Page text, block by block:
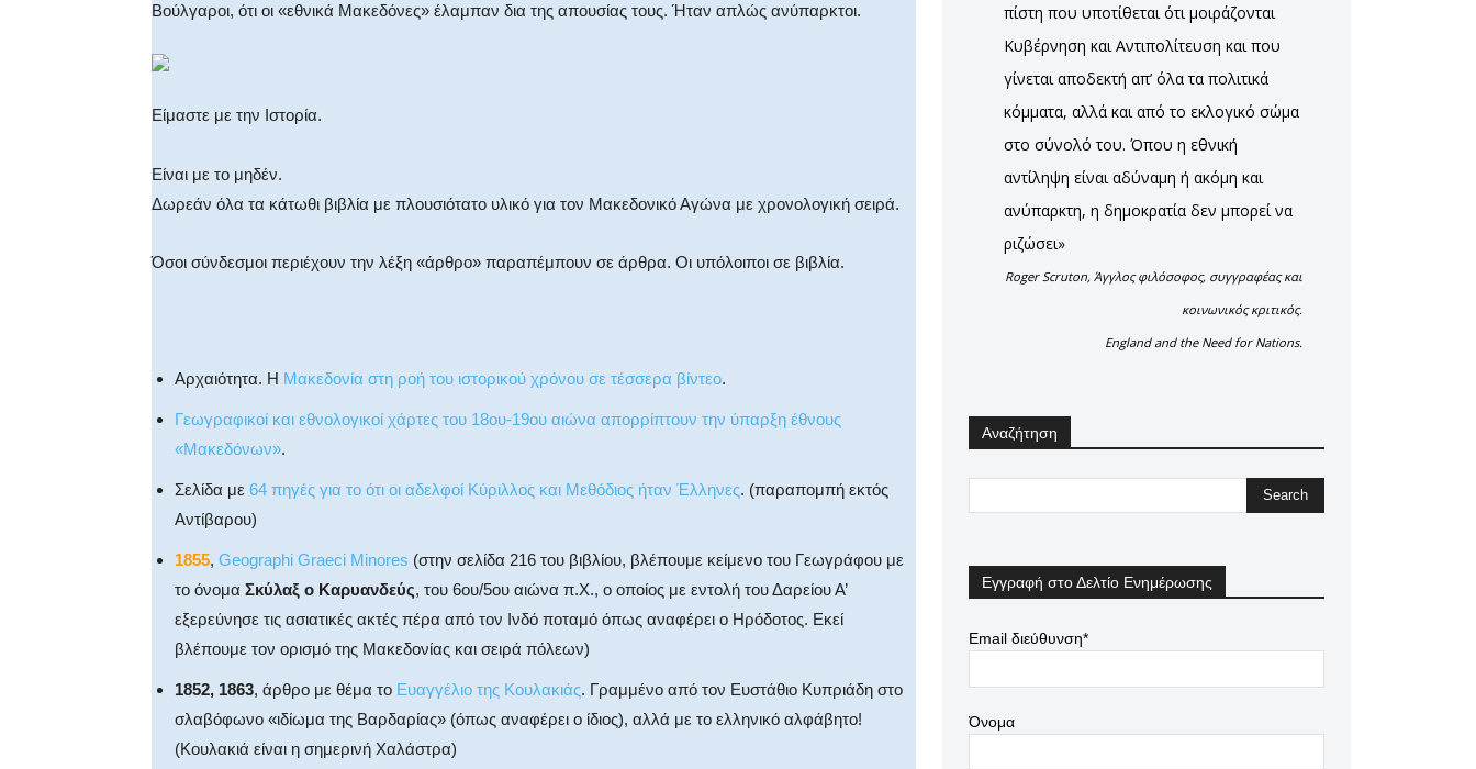
Βούλγαροι, ότι οι «εθνικά Μακεδόνες» έλαμπαν δια της απουσίας τους. Ήταν απλώς ανύπαρκτοι.
Είμαστε με την Ιστορία.
Είναι με το μηδέν.
Δωρεάν όλα τα κάτωθι βιβλία με πλουσιότατο υλικό για τον Μακεδονικό Αγώνα με χρονολογική σειρά.
Όσοι σύνδεσμοι περιέχουν την λέξη «άρθρο» παραπέμπουν σε άρθρα. Οι υπόλοιποι σε βιβλία.
Αρχαιότητα. Η Μακεδονία στη ροή του ιστορικού χρόνου σε τέσσερα βίντεο.
Γεωγραφικοί και εθνολογικοί χάρτες του 18ου-19ου αιώνα απορρίπτουν την ύπαρξη έθνους
«Μακεδόνων».
Σελίδα με 64 πηγές για το ότι οι αδελφοί Κύριλλος και Μεθόδιος ήταν Έλληνες. (παραπομπή εκτός
Αντίβαρου)
1855, Geographi Graeci Minores (στην σελίδα 216 του βιβλίου, βλέπουμε κείμενο του Γεωγράφου με
το όνομα Σκύλαξ ο Καρυανδεύς, του 6ου/5ου αιώνα π.Χ., ο οποίος με εντολή του Δαρείου Α’
εξερεύνησε τις ασιατικές ακτές πέρα από τον Ινδό ποταμό όπως αναφέρει ο Ηρόδοτος. Εκεί
βλέπουμε τον ορισμό της Μακεδονίας και σειρά πόλεων)
1852, 1863, άρθρο με θέμα το Ευαγγέλιο της Κουλακιάς. Γραμμένο από τον Ευστάθιο Κυπριάδη στο
σλαβόφωνο «ιδίωμα της Βαρδαρίας» (όπως αναφέρει ο ίδιος), αλλά με το ελληνικό αλφάβητο!
(Κουλακιά είναι η σημερινή Χαλάστρα)
πίστη που υποτίθεται ότι μοιράζονται
Κυβέρνηση και Αντιπολίτευση και που
γίνεται αποδεκτή απ’ όλα τα πολιτικά
κόμματα, αλλά και από το εκλογικό σώμα
στο σύνολό του. Όπου η εθνική
αντίληψη είναι αδύναμη ή ακόμη και
ανύπαρκτη, η δημοκρατία δεν μπορεί να
ριζώσει»
Roger Scruton, Άγγλος φιλόσοφος, συγγραφέας και
κοινωνικός κριτικός.
England and the Need for Nations.
Αναζήτηση
Εγγραφή στο Δελτίο Ενημέρωσης
Email διεύθυνση*
Όνομα